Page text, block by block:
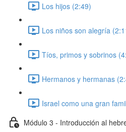
Los hijos (2:49)
Los niños son alegría
Tíos, primos y sobrinos
Hermanos y hermanas
Israel como una gran
Módulo 3 - Introducción al